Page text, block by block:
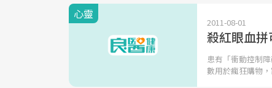
心靈
2011-08-01
殺紅眼血拼
患有「衝動控制
數用於瘋狂購物